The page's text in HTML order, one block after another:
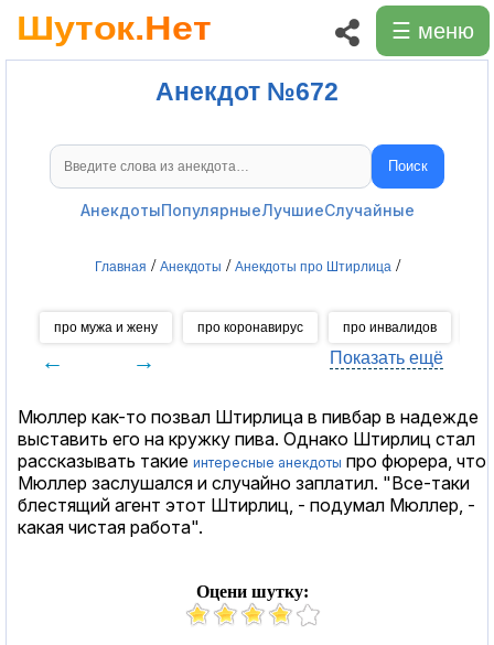
☰ меню
Анекдот №672
Поиск анекдотов Поиск
АнекдотыПопулярныеЛучшиеСлучайные
Главная / Анекдоты / Анекдоты про Штирлица /
про мужа и жену про коронавирус про инвалидов
← → Показать ещё
Мюллер как-то позвал Штирлица в пивбар в надежде
выставить его на кружку пива. Однако Штирлиц стал
рассказывать такие интересные анекдоты про фюрера, что
Мюллер заслушался и случайно заплатил. "Все-таки
блестящий агент этот Штирлиц, - подумал Мюллер, -
какая чистая работа".
Оцени шутку: